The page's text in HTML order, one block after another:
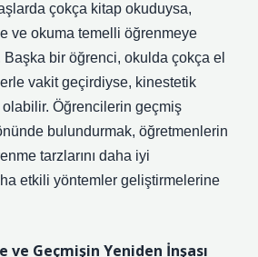
çokça kitap okuduysa,
ve okuma temelli öğrenmeye
Başka bir öğrenci, okulda çokça el
vakit geçirdiyse, kinestetik
Öğrencilerin geçmiş
bulundurmak, öğretmenlerin
tarzlarını daha iyi
etkili yöntemler geliştirmelerine
ve Geçmişin Yeniden İnşası